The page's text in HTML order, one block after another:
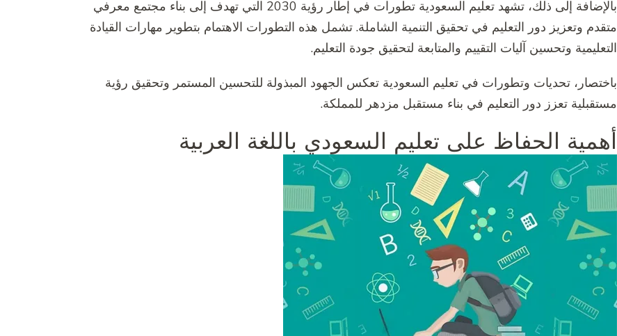
بالإضافة إلى ذلك، تشهد تعليم السعودية تطورات في إطار رؤية 2030 التي تهدف إلى بناء مجتمع معرفي
متقدم وتعزيز دور التعليم في تحقيق التنمية الشاملة. تشمل هذه التطورات الاهتمام بتطوير مهارات القيادة
التعليمية وتحسين آليات التقييم والمتابعة لتحقيق جودة التعليم.
باختصار، تحديات وتطورات في تعليم السعودية تعكس الجهود المبذولة للتحسين المستمر وتحقيق رؤية
مستقبلية تعزز دور التعليم في بناء مستقبل مزدهر للمملكة.
أهمية الحفاظ على تعليم السعودي باللغة العربية